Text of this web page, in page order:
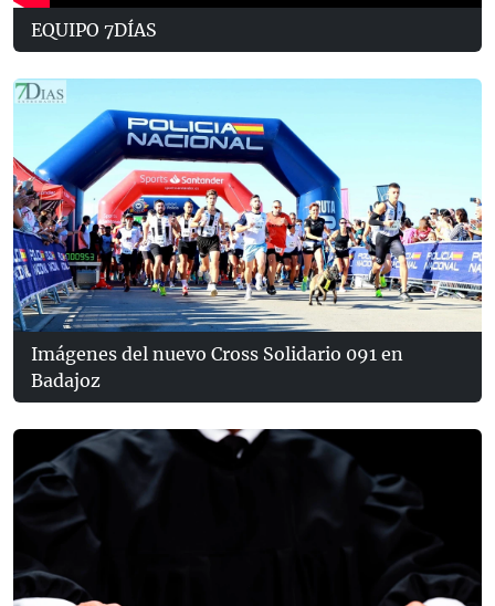
EQUIPO 7DÍAS
Imágenes del nuevo Cross Solidario 091 en
Badajoz